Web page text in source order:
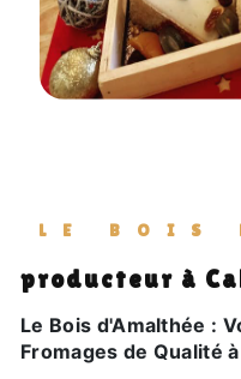
LE BOIS
producteur à
Le Bois d'Amalthée :
Fromages de Qualité